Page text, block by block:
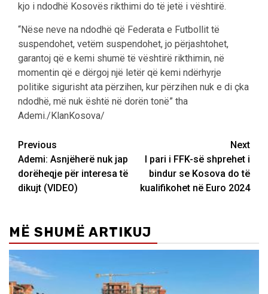
kjo i ndodhë Kosovës rikthimi do të jetë i vështirë.
“Nëse neve na ndodhë që Federata e Futbollit të
suspendohet, vetëm suspendohet, jo përjashtohet,
garantoj që e kemi shumë të vështirë rikthimin, në
momentin që e dërgoj një letër që kemi ndërhyrje
politike sigurisht ata përzihen, kur përzihen nuk e di çka
ndodhë, më nuk është në dorën tonë” tha
Ademi./KlanKosova/
Post
navigation
Previous
Ademi: Asnjëherë nuk jap
dorëheqje për interesa të
dikujt (VIDEO)
Next
I pari i FFK-së shprehet i
bindur se Kosova do të
kualifikohet në Euro 2024
MË SHUMË ARTIKUJ